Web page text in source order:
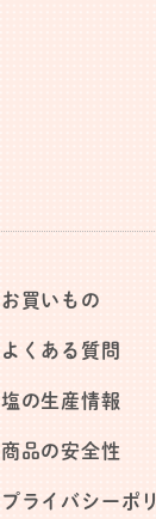
お買いもの
よくある質問
塩の生産情報
商品の安全性
プライバシーポ